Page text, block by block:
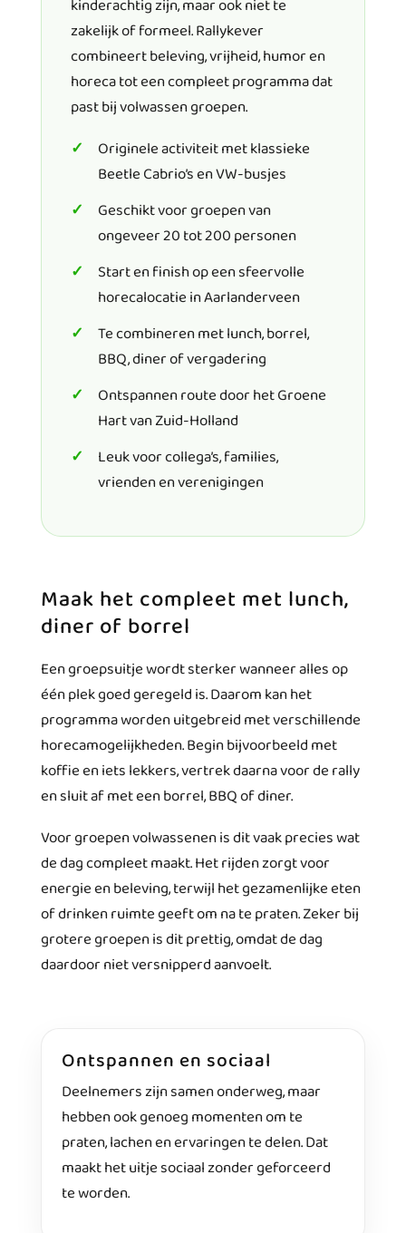
kinderachtig zijn, maar ook niet te
zakelijk of formeel. Rallykever
combineert beleving, vrijheid, humor en
horeca tot een compleet programma dat
past bij volwassen groepen.
Originele activiteit met klassieke
Beetle Cabrio’s en VW-busjes
Geschikt voor groepen van
ongeveer 20 tot 200 personen
Start en finish op een sfeervolle
horecalocatie in Aarlanderveen
Te combineren met lunch, borrel,
BBQ, diner of vergadering
Ontspannen route door het Groene
Hart van Zuid-Holland
Leuk voor collega’s, families,
vrienden en verenigingen
Maak het compleet met lunch,
diner of borrel
Een groepsuitje wordt sterker wanneer alles op
één plek goed geregeld is. Daarom kan het
programma worden uitgebreid met verschillende
horecamogelijkheden. Begin bijvoorbeeld met
koffie en iets lekkers, vertrek daarna voor de rally
en sluit af met een borrel, BBQ of diner.
Voor groepen volwassenen is dit vaak precies wat
de dag compleet maakt. Het rijden zorgt voor
energie en beleving, terwijl het gezamenlijke eten
of drinken ruimte geeft om na te praten. Zeker bij
grotere groepen is dit prettig, omdat de dag
daardoor niet versnipperd aanvoelt.
Ontspannen en sociaal
Deelnemers zijn samen onderweg, maar
hebben ook genoeg momenten om te
praten, lachen en ervaringen te delen. Dat
maakt het uitje sociaal zonder geforceerd
te worden.